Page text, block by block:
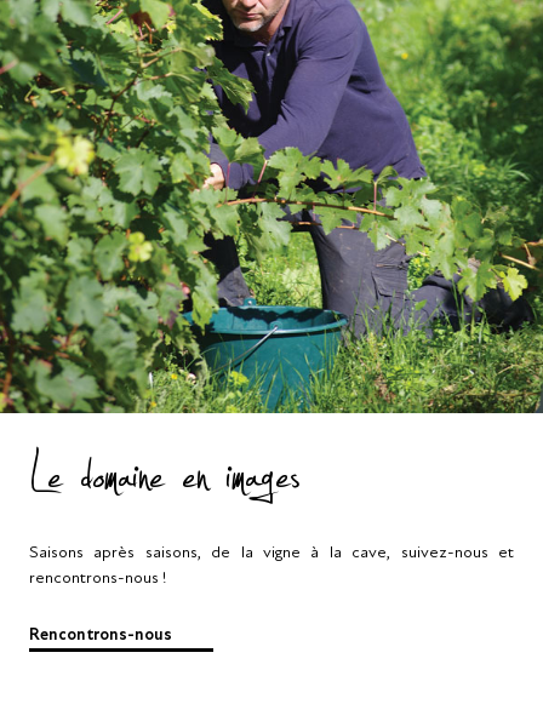
Le domaine en images
Saisons après saisons, de la vigne à la cave, suivez-nous et
rencontrons-nous !
Rencontrons-nous